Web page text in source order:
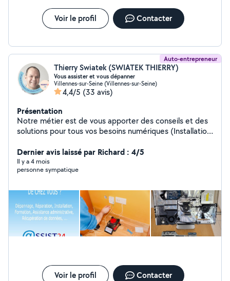
vivent avec nous dans la maison .
Voir le profil Contacter
Auto-entrepreneur
Thierry Swiatek (SWIATEK THIERRY)
Vous assister et vous dépanner
Villennes-sur-Seine (Villennes-sur-Seine)
4,4/5 (33 avis)
Présentation
Notre métier est de vous apporter des conseils et des
solutions pour tous vos besoins numériques (Installation,
Avec l'aide de notre réseau de techniciens
informatiques et administratifs de confiance ASSIST24,
nous vous proposons d'intervenir en téléassistance (à
proposons aussi de gérer votre infrastructure de réseau
(Câblage , Wifi, Fibre ,...).
Dernier avis laissé par Richard : 4/5
Il y a 4 mois
personne sympatique
Voir le profil Contacter